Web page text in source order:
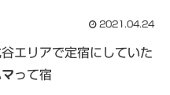
2021.04.24
エリアで定宿にしていた
って宿